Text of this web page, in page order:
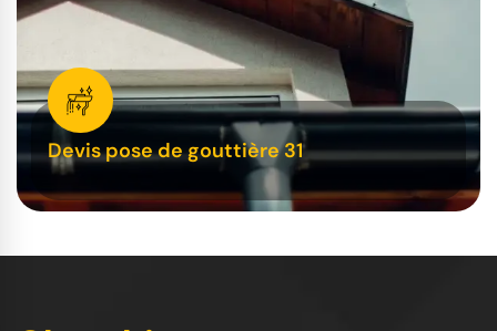
Devis pose de gouttière 31